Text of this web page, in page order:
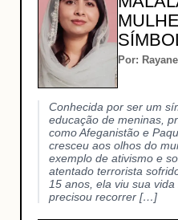
Por:
Conhecida por ser um
educação de meninas,
como Afeganistão e
cresceu aos olhos do
exemplo de ativismo e
atentado terrorista
15 anos, ela viu sua
precisou recorrer […]